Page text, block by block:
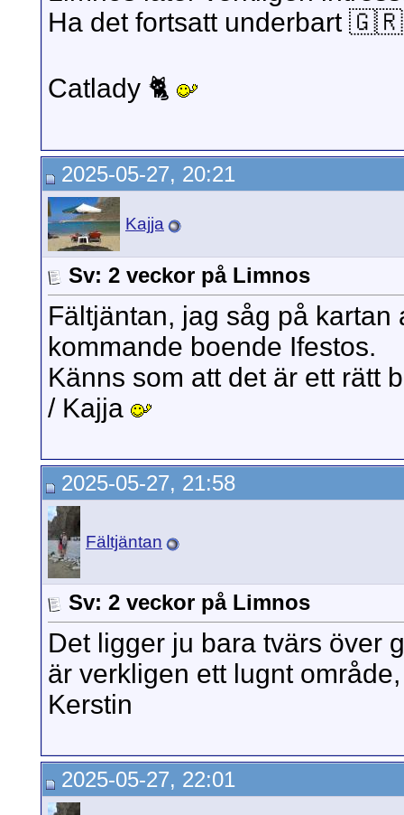
Ha det fortsatt underbart 🇬🇷
Catlady 🐈
2025-05-27, 20:21
Kajja
Sv: 2 veckor på Limnos
Fältjäntan, jag såg på
kommande boende Ifestos.
Känns som att det är ett rätt
/ Kajja
2025-05-27, 21:58
Fältjäntan
Sv: 2 veckor på Limnos
Det ligger ju bara tvärs över
är verkligen ett lugnt
Kerstin
2025-05-27, 22:01